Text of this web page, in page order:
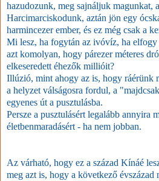
hazudozunk, meg sajnáljuk magunkat,
Harcimarciskodunk, aztán jön egy
harmincezer ember, és ez még csak a
Mi lesz, ha fogytán az ivóvíz, ha elfogy
azt komolyan, hogy párezer méteres
elkeseredett éhezők millióit?
Illúzió, mint ahogy az is, hogy ráérünk
a helyzet válságosra fordul, a
egyenes út a pusztulásba.
Persze a pusztulásért legalább annyira
életbenmaradásért - ha nem jobban.
Az várható, hogy ez a század Kínáé
meg azt is, hogy a következő évszázad